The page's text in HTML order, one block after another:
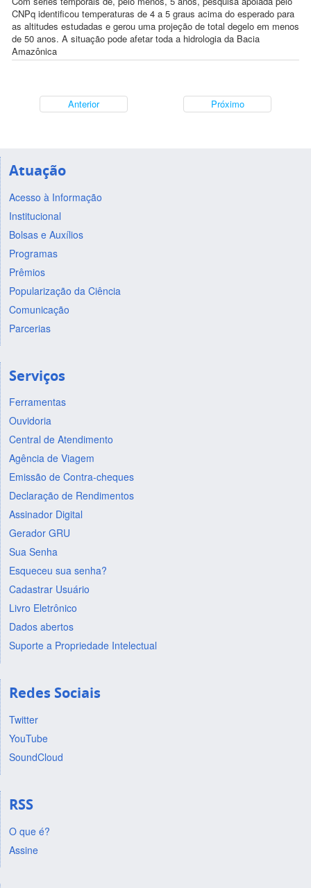
CNPq identificou temperaturas de 4 a 5 graus acima do esperado para
as altitudes estudadas e gerou uma projeção de total degelo em menos
de 50 anos. A situação pode afetar toda a hidrologia da Bacia
Amazônica
Anterior Próximo
Atuação
Acesso à Informação
Institucional
Bolsas e Auxílios
Programas
Prêmios
Popularização da Ciência
Comunicação
Parcerias
Serviços
Ferramentas
Ouvidoria
Central de Atendimento
Agência de Viagem
Emissão de Contra-cheques
Declaração de Rendimentos
Assinador Digital
Gerador GRU
Sua Senha
Esqueceu sua senha?
Cadastrar Usuário
Livro Eletrônico
Dados abertos
Suporte a Propriedade Intelectual
Redes Sociais
Twitter
YouTube
SoundCloud
RSS
O que é?
Assine